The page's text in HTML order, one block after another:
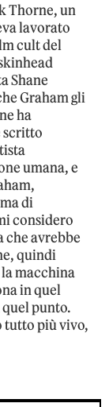
Thorne, un
lavorato
cult del
Shane
Graham gli
ha
scritto
umana, e
di
considero
che avrebbe
quindi
macchina
in quel
punto.
tutto più vivo,